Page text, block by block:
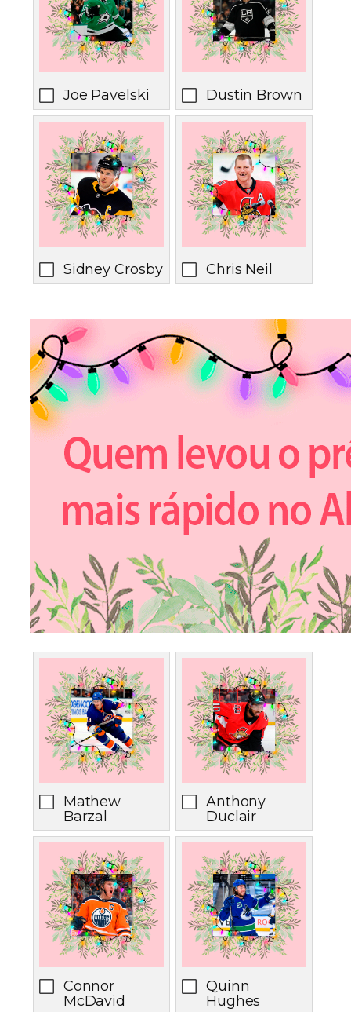
Joe Pavelski Dustin Brown
Sidney Crosby Chris Neil
Mathew
Barzal
Anthony
Duclair
Connor
McDavid
Quinn
Hughes